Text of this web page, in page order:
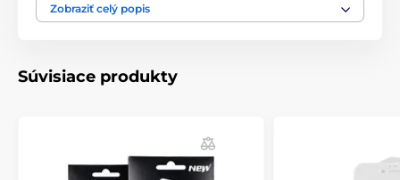
nezanechajú na povrchu nežiaduce odtlačky prstov.
Tento typ skla je lepivý po celom obvode, takže pevne
Výrobok je uložený vo viacvrstvovom tvrdom puzdre,
balenia je aj príslušenstvo na jednoduchú aplikáciu.
Zobraziť celý popis
Súvisiace produkty